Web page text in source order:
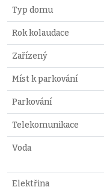
Typ domu
Rok kolaudace
Zařízený
Míst k parkování
Parkování
Telekomunikace
Voda
Elektřina